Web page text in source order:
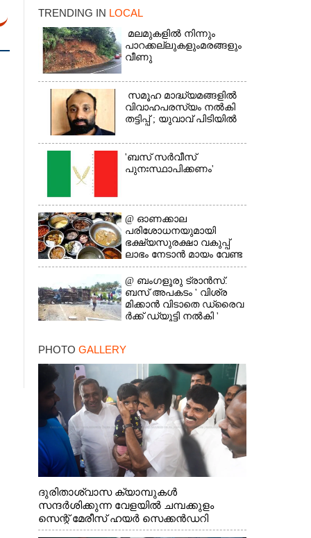
TRENDING IN LOCAL
മലമുകളിൽ നിന്നും
പാറക്കല്ലുകളുംമരങ്ങളും
വീണു
സമൂഹ മാദ്ധ്യമങ്ങളിൽ
വിവാഹപരസ്യം നൽകി
തട്ടിപ്പ് ; യുവാവ് പിടിയിൽ
'ബസ് സർവീസ്
പുനഃസ്ഥാപിക്കണം'
@​​​​​​​ ഓണക്കാല
പരിശോധനയുമായി
ഭക്ഷ്യസുരക്ഷാ വകുപ്പ്
ലാഭം നേടാൻ മായം വേണ്ട
@ ബംഗളൂരു ട്രാൻസ്.
ബസ് അപകടം ' വി​ശ്ര​
മിക്കാൻ വിടാതെ ഡ്രൈ​വ​
ർ​ക്ക് ഡ്യൂട്ടി നൽകി '
PHOTO GALLERY
ദുരിതാശ്വാസ ക്യാമ്പുകൾ
സന്ദർശിക്കുന്ന വേളയിൽ ചമ്പക്കുളം
സെന്റ് മേരീസ് ഹയർ സെക്കൻഡറി
സ്കൂളിലെ ക്യാമ്പിലെത്തിയ എ.ഐ.സി.സി
×